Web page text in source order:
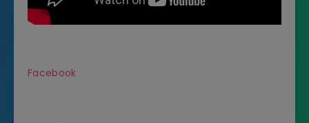
Facebook